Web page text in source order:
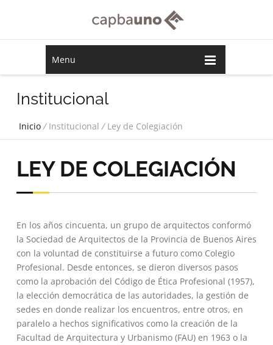
Menu
Institucional
Inicio /Institucional/Ley de Colegiación
LEY DE COLEGIACIÓN
En los años cincuenta, un grupo de arquitectos conformó
la Sociedad de Arquitectos de la Provincia de Buenos Aires
con la voluntad de constituirse a futuro como Colegio
Profesional. Desde entonces, se dieron diversos pasos
como la aprobación del Código de Ética Profesional (1957),
la elección democrática de las autoridades, la gestión de
sedes en donde realizar los encuentros, entre otros, en
paralelo a hechos significativos como la creación de la
Facultad de Arquitectura y Urbanismo (FAU) en 1963 o la